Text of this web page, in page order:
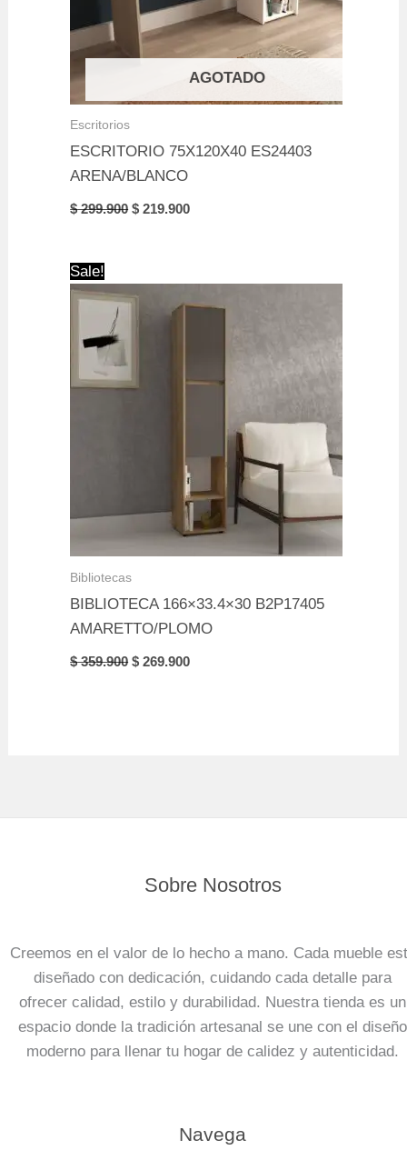
AGOTADO
Escritorios
ESCRITORIO 75X120X40 ES24403
ARENA/BLANCO
$299.900 Original
$ 219.900Current
Sale!
Bibliotecas
BIBLIOTECA 166×33.4×30 B2P17405
AMARETTO/PLOMO
$359.900 Original
$ 269.900Current
Sobre Nosotros
Creemos en el valor de lo hecho a mano. Cada mueble
diseñado con dedicación, cuidando cada detalle para
ofrecer calidad, estilo y durabilidad. Nuestra tienda es un
espacio donde la tradición artesanal se une con el diseño
moderno para llenar tu hogar de calidez y autenticidad.
Navega